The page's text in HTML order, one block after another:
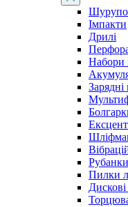
Імпакти
Дрилі
Набори
Зарядні
Рубанки
Пилки